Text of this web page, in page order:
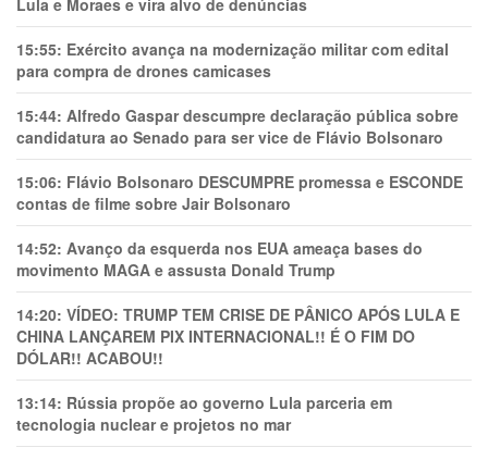
Lula e Moraes e vira alvo de denúncias
15:55: Exército avança na modernização militar com edital
para compra de drones camicases
15:44: Alfredo Gaspar descumpre declaração pública sobre
candidatura ao Senado para ser vice de Flávio Bolsonaro
15:06: Flávio Bolsonaro DESCUMPRE promessa e ESCONDE
contas de filme sobre Jair Bolsonaro
14:52: Avanço da esquerda nos EUA ameaça bases do
movimento MAGA e assusta Donald Trump
14:20: VÍDEO: TRUMP TEM CRlSE DE PÂNlCO APÓS LULA E
CHINA LANÇAREM PIX INTERNACIONAL!! É O FIM DO
DÓLAR!! ACABOU!!
13:14: Rússia propõe ao governo Lula parceria em
tecnologia nuclear e projetos no mar